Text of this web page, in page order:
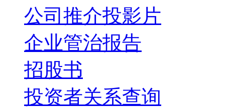
公司推介投影片
企业管治报告
招股书
投资者关系查询